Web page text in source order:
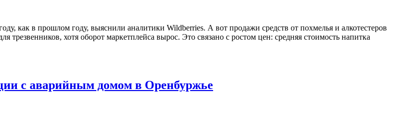
как в прошлом году, выяснили аналитики Wildberries. А вот продажи средств от похмелья и алкотестеров
трезвенников, хотя оборот маркетплейса вырос. Это связано с ростом цен: средняя стоимость напитка
с аварийным домом в Оренбуржье